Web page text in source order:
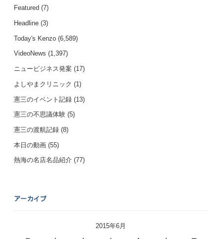
Featured (7)
Headline (3)
Today's Kenzo (6,589)
VideoNews (1,397)
ニュービジネス発案 (17)
よしやまクリニック (1)
憲三のイベント記録 (13)
憲三の不思議体験 (5)
憲三の渡航記録 (8)
本日の動画 (55)
熱海の名店名品紹介 (77)
アーカイブ
2015年6月